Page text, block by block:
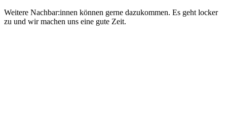
Weitere Nachbar:innen können gerne dazukommen. Es geht locker
zu und wir machen uns eine gute Zeit.